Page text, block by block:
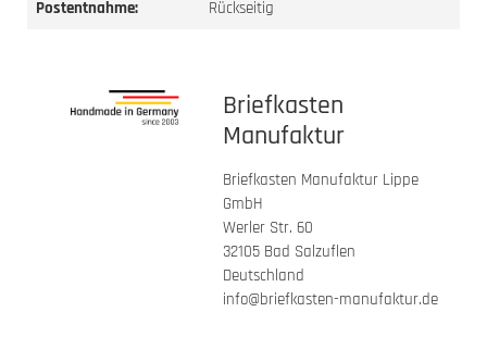
Postentnahme: Rückseitig
Briefkasten
Manufaktur
Briefkasten Manufaktur Lippe
GmbH
Werler Str. 60
32105 Bad Salzuflen
Deutschland
info@briefkasten-manufaktur.de